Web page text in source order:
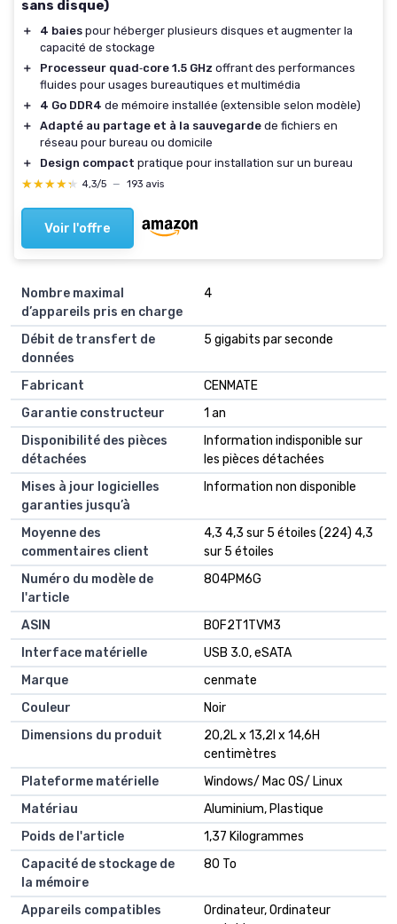
sans disque)
＋ 4 baies pour héberger plusieurs disques et augmenter la
capacité de stockage
＋
Processeur quad‑core 1.5 GHz offrant des performances
fluides pour usages bureautiques et multimédia
＋
4 Go DDR4 de mémoire installée (extensible selon modèle)
＋
Adapté au partage et à la sauvegarde de fichiers en
réseau pour bureau ou domicile
＋
Design compact pratique pour installation sur un bureau
★★★★★
★★★★★ 4,3/5 — 193 avis
Voir l'offre
Nombre maximal
d’appareils pris en charge
‎4
Débit de transfert de
données
‎5 gigabits par seconde
Fabricant
‎CENMATE
Garantie constructeur
‎1 an
Disponibilité des pièces
détachées
‎Information indisponible sur
les pièces détachées
Mises à jour logicielles
garanties jusqu’à
‎Information non disponible
Moyenne des
commentaires client
4,3 4,3 sur 5 étoiles (224) 4,3
sur 5 étoiles
Numéro du modèle de
l'article
804PM6G
ASIN
B0F2T1TVM3
Interface matérielle
USB 3.0, eSATA
Marque
cenmate
Couleur
Noir
Dimensions du produit
20,2L x 13,2l x 14,6H
centimètres
Plateforme matérielle
Windows/ Mac OS/ Linux
Matériau
Aluminium, Plastique
Poids de l'article
1,37 Kilogrammes
Capacité de stockage de
la mémoire
80 To
Appareils compatibles
Ordinateur, Ordinateur